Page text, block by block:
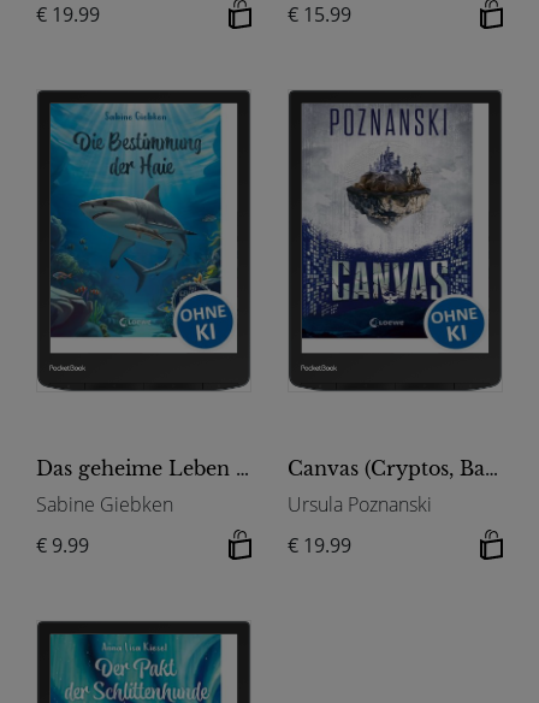
€ 19.99
€ 15.99
Das geheime Leben der Tiere (Meer) - Die Bestimmung der Haie
Sabine Giebken
€ 9.99
Canvas (Cryptos, Band 2)
Ursula Poznanski
€ 19.99